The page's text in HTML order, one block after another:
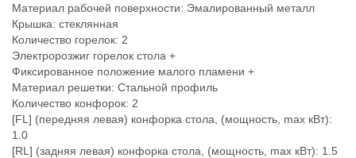
Материал рабочей поверхности: Эмалированный металл
Крышка: стеклянная
Количество горелок: 2
Электророзжиг горелок стола +
Фиксированное положение малого пламени +
Материал решетки: Стальной профиль
Количество конфорок: 2
[FL] (передняя левая) конфорка стола, (мощность, max кВт):
1.0
[RL] (задняя левая) конфорка стола, (мощность, max кВт): 1.5